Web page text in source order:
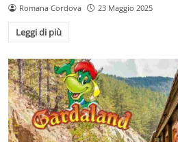
Romana Cordova 23 Maggio 2025
Leggi di più